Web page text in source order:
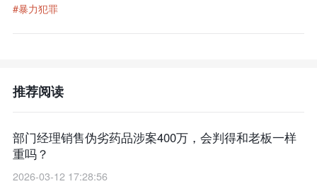
#暴力犯罪
推荐阅读
部门经理销售伪劣药品涉案400万，会判得和老板一样
重吗？
2026-03-12 17:28:56